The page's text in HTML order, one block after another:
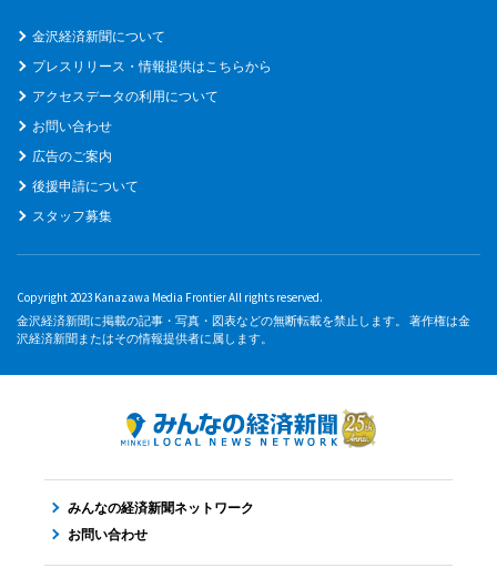
金沢経済新聞について
プレスリリース・情報提供はこちらから
アクセスデータの利用について
お問い合わせ
広告のご案内
後援申請について
スタッフ募集
Copyright 2023 Kanazawa Media Frontier All rights reserved.
金沢経済新聞に掲載の記事・写真・図表などの無断転載を禁止します。 著作権は金
沢経済新聞またはその情報提供者に属します。
みんなの経済新聞ネットワーク
お問い合わせ